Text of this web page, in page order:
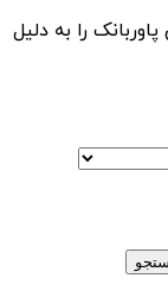
را به دلیل